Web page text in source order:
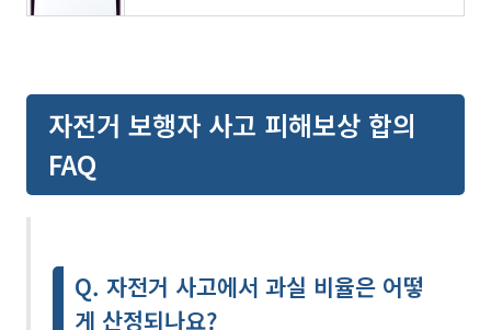
자전거 보행자 사고 피해보상 합의
FAQ
Q. 자전거 사고에서 과실 비율은 어떻
게 산정되나요?